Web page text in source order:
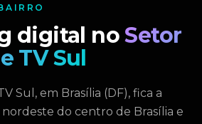
digital noSetor
TV Sul
Sul, em Brasília (DF), fica a
nordeste do centro de Brasília e